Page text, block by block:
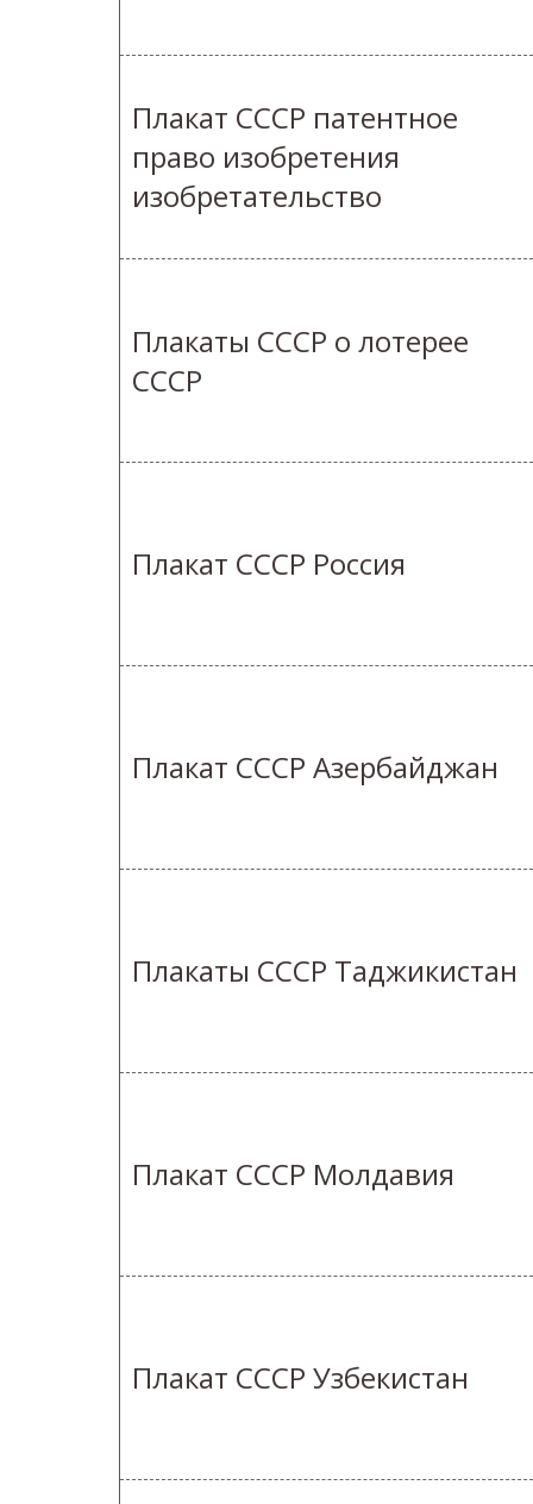
Плакат СССР патентное
право изобретения
изобретательство
Плакаты СССР о лотерее
СССР
Плакат СССР Россия
Плакат СССР Азербайджан
Плакаты СССР Таджикистан
Плакат СССР Молдавия
Плакат СССР Узбекистан